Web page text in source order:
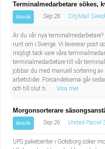
Terminalmedarbetare sökes,
Ansök Sep 28 CityMail
Är du vår nya
runt om i Sverige. Vi levererar post
möjligt tack vare våra
terminalmedarbetare till vår
jobbar du med manuell sortering
arbetstider. Försändelserna går
och till slut ti...
Visa mer
Morgonsorterare
Ansök Sep 26 United Parcel
UPS paketcenter i Göteborg söker